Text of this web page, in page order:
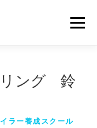
メニュー
リング 鈴
ラー養成スクール